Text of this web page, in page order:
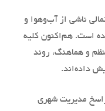
ناشی از آب‌وهوا و
است. هم‌اکنون کلیه
و هماهنگ، روند
داده‌اند.
مدیریت شهری